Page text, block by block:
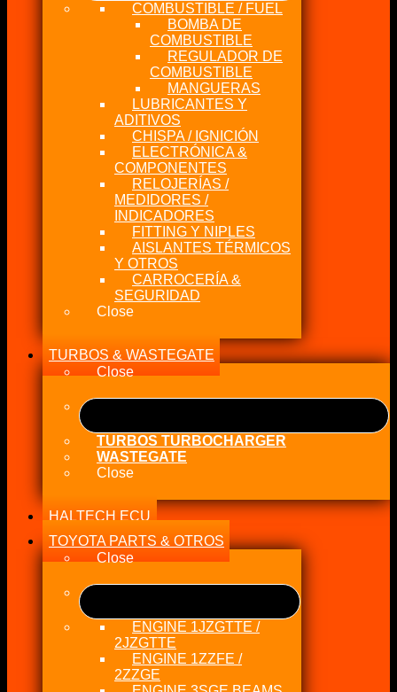
COMBUSTIBLE / FUEL
BOMBA DE
COMBUSTIBLE
REGULADOR DE
COMBUSTIBLE
MANGUERAS
LUBRICANTES Y
ADITIVOS
CHISPA / IGNICIÓN
ELECTRÓNICA &
COMPONENTES
RELOJERÍAS /
MEDIDORES /
INDICADORES
FITTING Y NIPLES
AISLANTES TÉRMICOS
Y OTROS
CARROCERÍA &
SEGURIDAD
Close
TURBOS & WASTEGATE
Close
TURBOS TURBOCHARGER
WASTEGATE
Close
HALTECH ECU
TOYOTA PARTS & OTROS
Close
ENGINE 1JZGTTE /
2JZGTTE
ENGINE 1ZZFE /
2ZZGE